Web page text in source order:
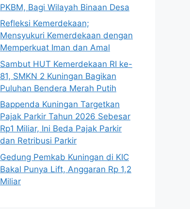
PKBM, Bagi Wilayah Binaan Desa
Refleksi Kemerdekaan;
Mensyukuri Kemerdekaan dengan
Memperkuat Iman dan Amal
Sambut HUT Kemerdekaan RI ke-
81, SMKN 2 Kuningan Bagikan
Puluhan Bendera Merah Putih
Bappenda Kuningan Targetkan
Pajak Parkir Tahun 2026 Sebesar
Rp1 Miliar, Ini Beda Pajak Parkir
dan Retribusi Parkir
Gedung Pemkab Kuningan di KIC
Bakal Punya Lift, Anggaran Rp 1,2
Miliar